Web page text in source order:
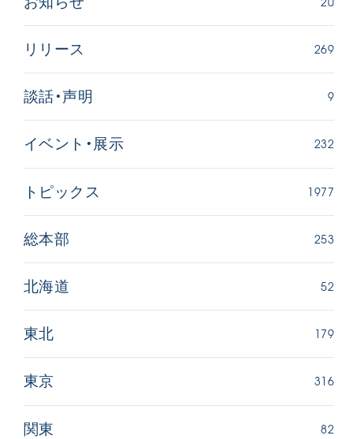
リリース 269
談話・声明 9
イベント・展示 232
トピックス 1977
総本部 253
北海道 52
東北 179
東京 316
関東 82